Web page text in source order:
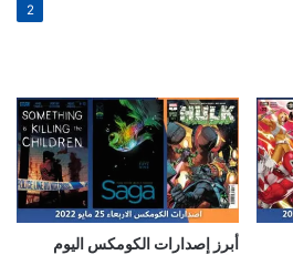
2
أبرز إصدارات الكومكس اليوم